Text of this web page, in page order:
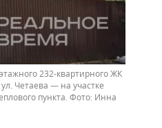
232-квартирного ЖК
Четаева — на участке
пункта.
Инна